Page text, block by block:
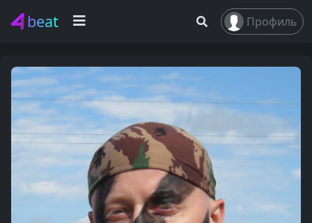
beat Профиль